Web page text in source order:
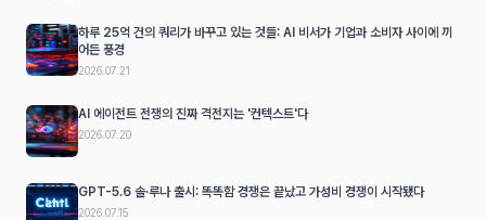
하루 25억 건의 쿼리가 바꾸고 있는 것들: AI 비서가 기업과 소비자 사이에 끼
어든 풍경
2026.07.21
AI 에이전트 전쟁의 진짜 격전지는 '컨텍스트'다
2026.07.20
GPT-5.6 솔·루나 출시: 똑똑함 경쟁은 끝났고 가성비 경쟁이 시작됐다
2026.07.15